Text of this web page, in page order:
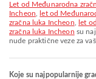
let od Međunarodna zračna luka Kuala Lumpur do Međunarodna zračna luka
Incheon
let od
zračna luka Incheon
let
zračna luka Incheon su
nude praktične veze za
Koje su najpopularnije